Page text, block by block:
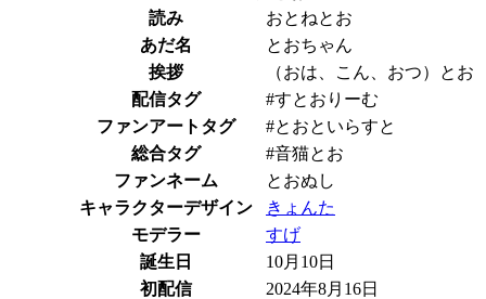
読み
おとねとお
あだ名
とおちゃん
挨拶
（おは、こん、おつ）とお
配信タグ
#すとおりーむ
ファンアートタグ
#とおといらすと
総合タグ
#音猫とお
ファンネーム
とおぬし
キャラクターデザイン
きょんた
モデラー
すげ
誕生日
10月10日
初配信
2024年8月16日